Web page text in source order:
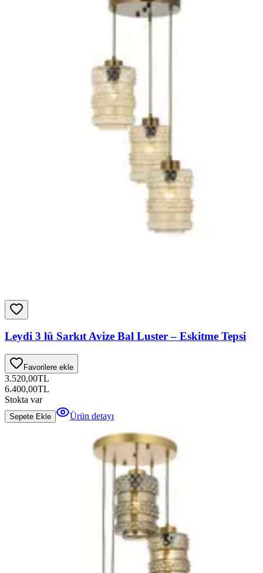
Leydi 3 lü Sarkıt Avize Bal Luster – Eskitme Tepsi
Favorilere ekle
3.520,00TL
6.400,00TL
Stokta var
Sepete Ekle Ürün detayı